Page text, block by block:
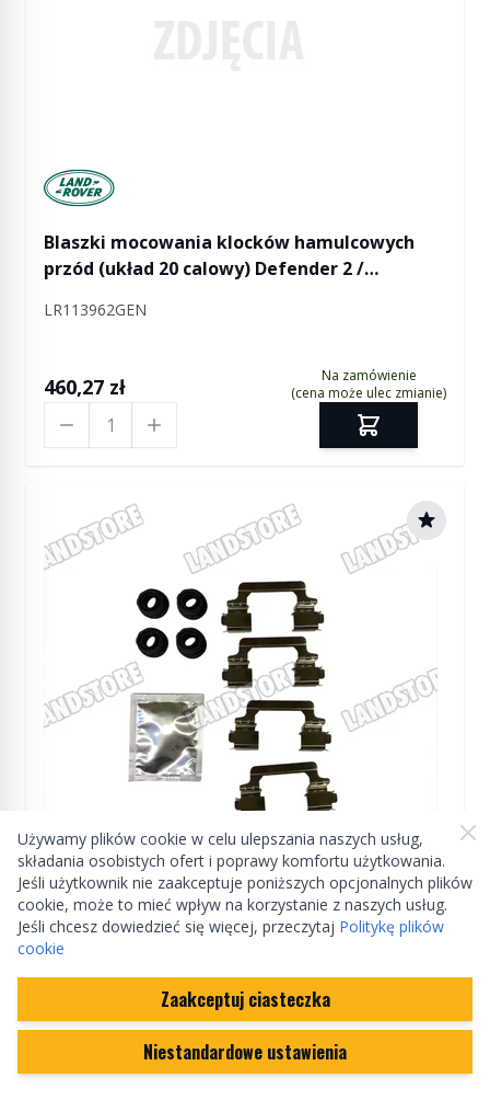
Używamy plików cookie w celu ulepszania naszych usług,
składania osobistych ofert i poprawy komfortu użytkowania.
Jeśli użytkownik nie zaakceptuje poniższych opcjonalnych plików
cookie, może to mieć wpływ na korzystanie z naszych usług.
Jeśli chcesz dowiedzieć się więcej, przeczytaj Politykę plików
cookie
Zaakceptuj ciasteczka
Niestandardowe ustawienia
Manufactured by Land rover
Blaszki mocowania klocków hamulcowych
przód (układ 20 calowy) Defender 2 /
RR Sport od 2014 od 2018 (VIN:JA188839)
LR113962GEN
460,27 zł
Na zamówienie
(cena może ulec zmianie)
ZAMIENNIK
Blaszki mocowania klocków hamulcowych
przód (z gumkami prowadnic) 5,0 V8 NA
benzyna / 3,6 V8 diesel / 3,0 V6 diesel
Discovery 4 / RR L322 od 2010 / RR Sport od
2010
23,38 zł W magazynie